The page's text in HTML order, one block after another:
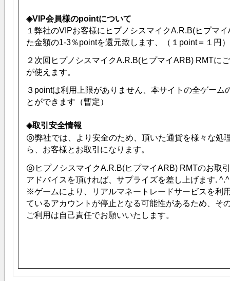
◈VIP会員様のpointについて
１弊社のVIPお客様にヒプノシスマイクA.R.B(ヒプマ
た金額の1-3％pointを還元致します、（１point＝１円）
２次回ヒプノシスマイクA.R.B(ヒプマイARB) RMTに
が使えます。
３pointは利用上限がありません、本サイトの全ゲーム
とができます（暫定）
◈取引安全情報
◎弊社では、より安全のため、頂いた通貨を様々な処
ら、お客様とお取引になります。
◎ ヒプノシスマイクA.R.B(ヒプマイARB) RMTのお取
アドバイスを頂ければ、サプライズを差し上げます. ^.^
※ゲームにより、リアルマネートレードサービスを利
ているアカウントが停止となる可能性があるため、そ
ご利用は自己責任でお願いいたします。